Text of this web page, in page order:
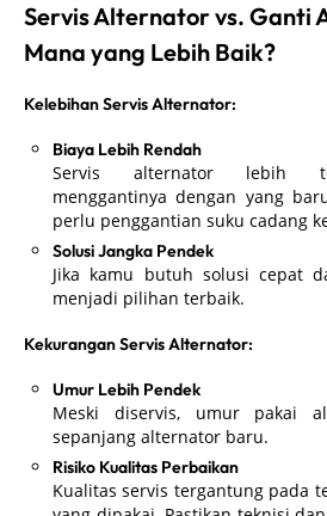
Servis Alternator vs. Ganti
Mana yang Lebih Baik?
Kelebihan Servis Alternator:
Biaya Lebih Rendah
Servis alternator lebih
menggantinya dengan yang
perlu penggantian suku cadang
Solusi Jangka Pendek
Jika kamu butuh solusi cepat
menjadi pilihan terbaik.
Kekurangan Servis Alternator:
Umur Lebih Pendek
Meski diservis, umur pakai
sepanjang alternator baru.
Risiko Kualitas Perbaikan
Kualitas servis tergantung pada